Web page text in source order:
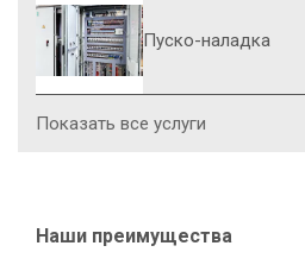
Пуско-наладка
Показать все услуги
Наши преимущества